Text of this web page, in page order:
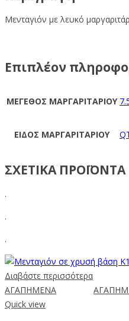
Μενταγιόν με λευκό
Επιπλέον
ΜΕΓΕΘΟΣ ΜΑΡΓΑΡΙΤΑΡΙΟΥ
ΕΙΔΟΣ ΜΑΡΓΑΡΙΤΑΡΙΟΥ
ΣΧΕΤΙΚΑ ΠΡΟΪΟΝΤΑ
.
.
.
Διαβάστε περισσότερα
ΑΓΑΠΗΜΕΝΑ
Quick view